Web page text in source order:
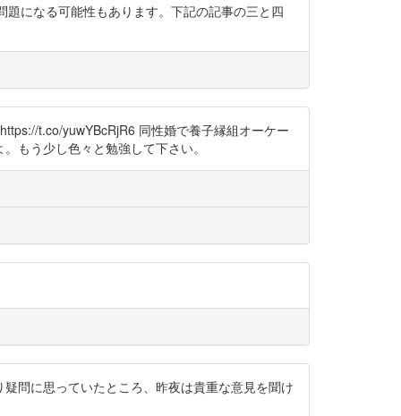
になる可能性もあります。下記の記事の三と四
t.co/yuwYBcRjR6 同性婚で養子縁組オーケー
もう少し色々と勉強して下さい。
問に思っていたところ、昨夜は貴重な意見を聞け